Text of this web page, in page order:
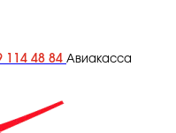
114 48 84 Авиакасса